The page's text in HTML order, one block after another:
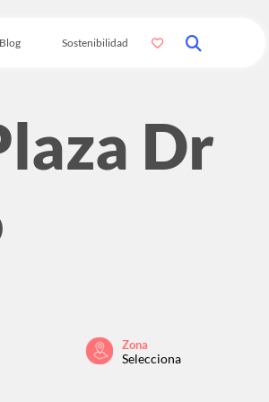
Blog Sostenibilidad
Dr
Zona
Selecciona